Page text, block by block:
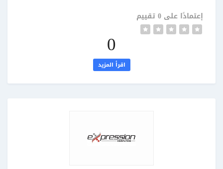
إعتمادًا على 0 تقييم
0
اقرأ المزيد